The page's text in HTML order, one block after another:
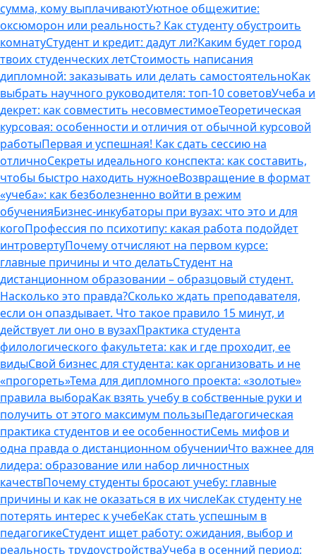
сумма, кому выплачиваютУютное общежитие:
оксюморон или реальность? Как студенту обустроить
комнатуСтудент и кредит: дадут ли?Каким будет город
твоих студенческих летСтоимость написания
дипломной: заказывать или делать самостоятельноКак
выбрать научного руководителя: топ-10 советовУчеба и
декрет: как совместить несовместимоеТеоретическая
курсовая: особенности и отличия от обычной курсовой
работыПервая и успешная! Как сдать сессию на
отличноСекреты идеального конспекта: как составить,
чтобы быстро находить нужноеВозвращение в формат
«учеба»: как безболезненно войти в режим
обученияБизнес-инкубаторы при вузах: что это и для
когоПрофессия по психотипу: какая работа подойдет
интровертуПочему отчисляют на первом курсе:
главные причины и что делатьСтудент на
дистанционном образовании – образцовый студент.
Насколько это правда?Сколько ждать преподавателя,
если он опаздывает. Что такое правило 15 минут, и
действует ли оно в вузахПрактика студента
филологического факультета: как и где проходит, ее
видыСвой бизнес для студента: как организовать и не
«прогореть»Тема для дипломного проекта: «золотые»
правила выбораКак взять учебу в собственные руки и
получить от этого максимум пользыПедагогическая
практика студентов и ее особенностиСемь мифов и
одна правда о дистанционном обученииЧто важнее для
лидера: образование или набор личностных
качествПочему студенты бросают учебу: главные
причины и как не оказаться в их числеКак студенту не
потерять интерес к учебеКак стать успешным в
педагогикеСтудент ищет работу: ожидания, выбор и
реальность трудоустройстваУчеба в осенний период: